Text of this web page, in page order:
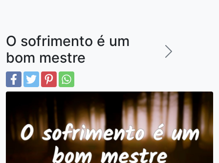
O sofrimento é um
bom mestre